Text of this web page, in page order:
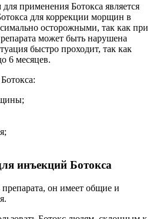
применения Ботокса является
для коррекции морщин в
осторожными, так как при
может быть нарушена
быстро проходит, так как
6 месяцев.
инъекций Ботокса
он имеет общие и